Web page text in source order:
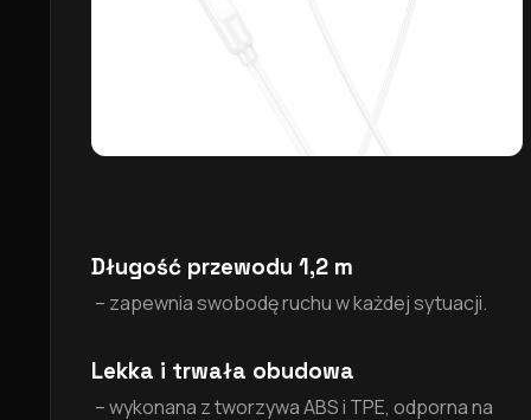
Długość przewodu 1,2 m
– zapewnia swobodę ruchu w każdej sytuacji.
Lekka i trwała obudowa
– wykonana z tworzywa ABS i TPE, odporna na